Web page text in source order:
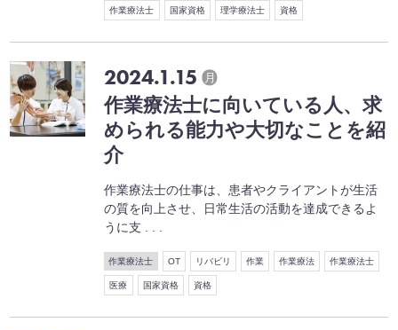
作業療法士 国家資格 理学療法士 資格
2024.1.15 月
作業療法士に向いている人、求
められる能力や大切なことを紹
介
作業療法士の仕事は、患者やクライアントが生活
の質を向上させ、日常生活の活動を達成できるよ
うに支 . . .
作業療法士 OT リバビリ 作業 作業療法 作業療法士
医療 国家資格 資格